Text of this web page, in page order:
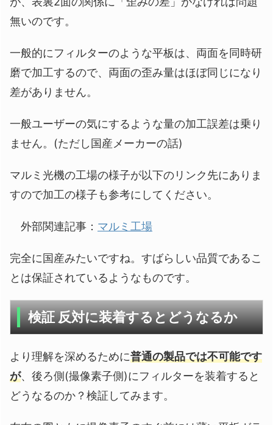
無いのです。
一般的にフィルターのような平板は、両面を同時研
磨で加工するので、両面の歪み量はほぼ同じになり
差がありません。
一般ユーザーの気にするような量の加工誤差は乗り
ません。(ただし国産メーカーの話)
マルミ光機の工場の様子が以下のリンク先にありま
すので加工の様子も参考にしてください。
外部関連記事： マルミ工場
完全に国産みたいですね。すばらしい品質であるこ
とは保証されているようなものです。
検証 反対に装着するとどうなるか
より理解を深めるために普通の製品では不可能です
が、後ろ側(撮像素子側)にフィルターを装着すると
どうなるのか？検証してみます。